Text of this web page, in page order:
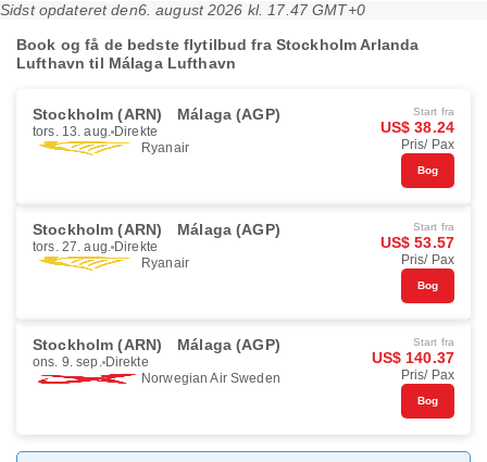
Sidst opdateret den6. august 2026 kl. 17.47 GMT+0
Book og få de bedste flytilbud fra Stockholm Arlanda
Lufthavn til Málaga Lufthavn
Stockholm (ARN) Málaga (AGP)
tors. 13. aug. Direkte
Ryanair
Start fra
US$ 38.24
Pris/ Pax
Bog
Stockholm (ARN) Málaga (AGP)
tors. 27. aug. Direkte
Ryanair
Start fra
US$ 53.57
Pris/ Pax
Bog
Stockholm (ARN) Málaga (AGP)
ons. 9. sep. Direkte
Norwegian Air Sweden
Start fra
US$ 140.37
Pris/ Pax
Bog